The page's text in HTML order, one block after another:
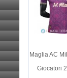
Maglia AC
Giocatori